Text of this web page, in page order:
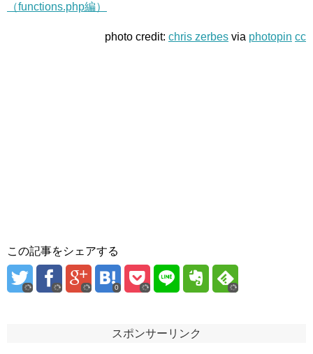
（functions.php編）
photo credit: chris zerbes via photopin cc
この記事をシェアする
0
スポンサーリンク